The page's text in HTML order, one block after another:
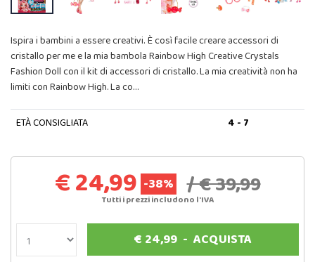
Ispira i bambini a essere creativi. È così facile creare accessori di
cristallo per me e la mia bambola Rainbow High Creative Crystals
Fashion Doll con il kit di accessori di cristallo. La mia creatività non ha
limiti con Rainbow High. La co…
ETÀ CONSIGLIATA 4 - 7
€ 24,99 -38% / € 39,99
Tutti i prezzi includono l'IVA
€ 24,99 -ACQUISTA